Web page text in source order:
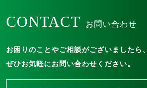
ジ
り
CONTACT お問い合わせ
お困りのことやご相談がございましたら、
ぜひお気軽にお問い合わせください。